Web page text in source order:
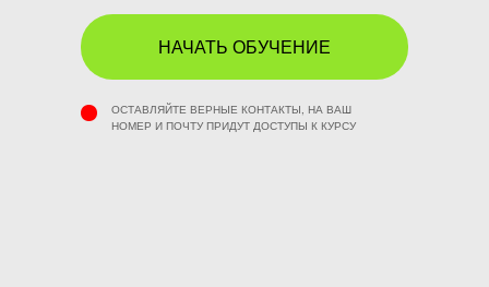
ОСТАВЛЯЙТЕ ВЕРНЫЕ КОНТАКТЫ, НА ВАШ
НОМЕР И ПОЧТУ ПРИДУТ ДОСТУПЫ К КУРСУ
НАЧАТЬ ОБУЧЕНИЕ